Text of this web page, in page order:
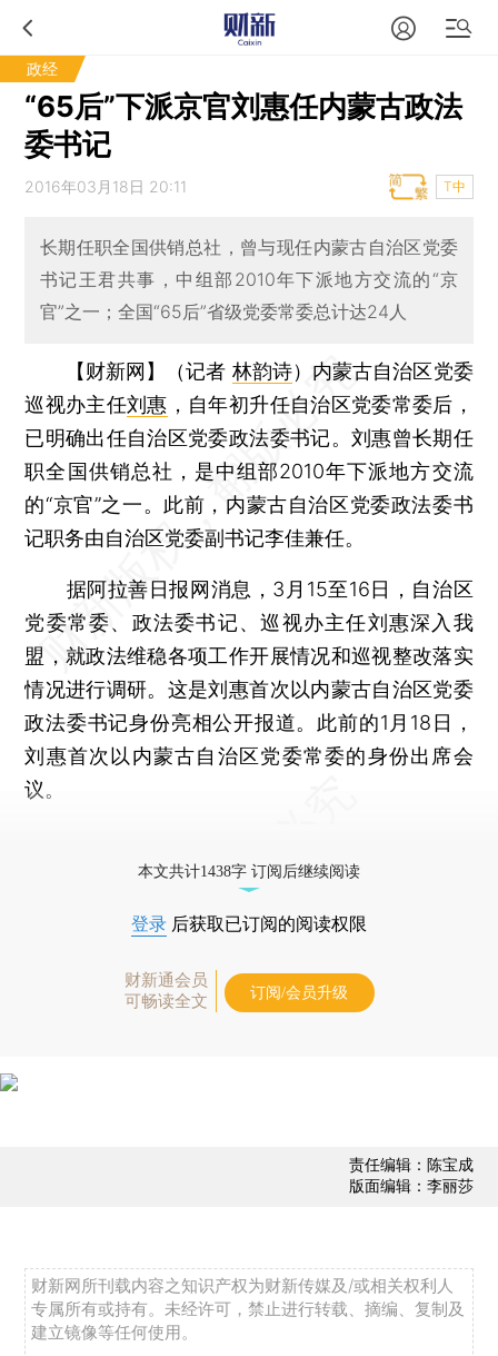
政经
“65后”下派京官刘惠任内蒙古政法
委书记
2016年03月18日 20:11 T中
长期任职全国供销总社，曾与现任内蒙古自治区党委
书记王君共事，中组部2010年下派地方交流的“京
官”之一；全国“65后”省级党委常委总计达24人
【财新网】（记者 林韵诗） 内蒙古自治区党委
巡视办主任刘惠 ，自年初升任自治区党委常委后，
已明确出任自治区党委政法委书记。刘惠曾长期任
职全国供销总社，是中组部2010年下派地方交流
的“京官”之一。此前，内蒙古自治区党委政法委书
记职务由自治区党委副书记李佳兼任。
据阿拉善日报网消息，3月15至16日，自治区
党委常委、政法委书记、巡视办主任刘惠深入我
盟，就政法维稳各项工作开展情况和巡视整改落实
情况进行调研。这是刘惠首次以内蒙古自治区党委
政法委书记身份亮相公开报道。此前的1月18日，
刘惠首次以内蒙古自治区党委常委的身份出席会
议。
本文共计1438字 订阅后继续阅读
登录 后获取已订阅的阅读权限
财新通会员
可畅读全文
订阅/会员升级
责任编辑：陈宝成
版面编辑：李丽莎
财新网所刊载内容之知识产权为财新传媒及/或相关权利人
专属所有或持有。未经许可，禁止进行转载、摘编、复制及
建立镜像等任何使用。